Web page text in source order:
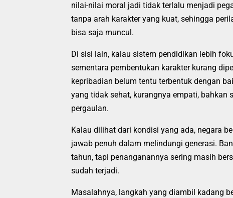
nilai-nilai moral jadi tidak terlalu menjadi
tanpa arah karakter yang kuat, sehingga
bisa saja muncul.
Di sisi lain, kalau sistem pendidikan lebih
sementara pembentukan karakter kurang
kepribadian belum tentu terbentuk dengan
yang tidak sehat, kurangnya empati,
pergaulan.
Kalau dilihat dari kondisi yang ada, negara
jawab penuh dalam melindungi generasi.
tahun, tapi penanganannya sering masih
sudah terjadi.
Masalahnya, langkah yang diambil kadang